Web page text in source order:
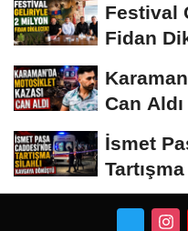
Festival
Fidan
Can Aldı
İsmet
Dönüştü